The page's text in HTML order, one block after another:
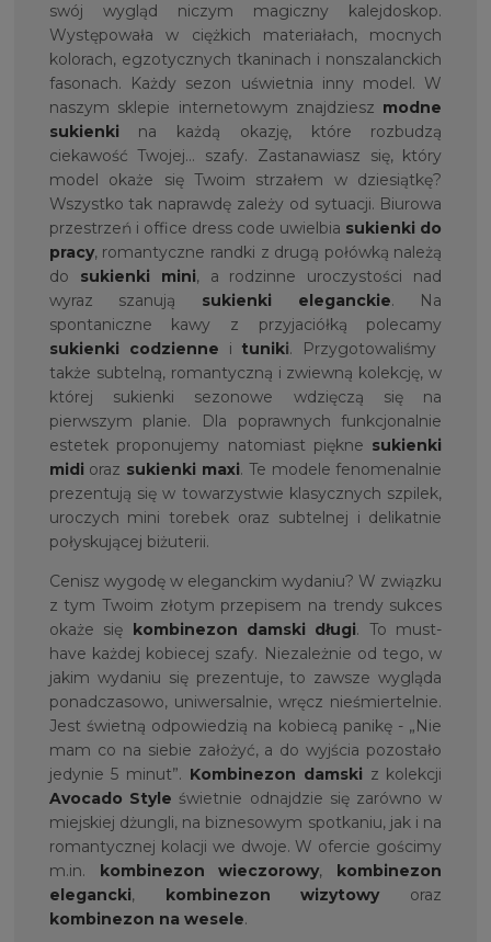
swój wygląd niczym magiczny kalejdoskop.
Występowała w ciężkich materiałach, mocnych
kolorach, egzotycznych tkaninach i nonszalanckich
fasonach. Każdy sezon uświetnia inny model. W
naszym sklepie internetowym znajdziesz modne
sukienki na każdą okazję, które rozbudzą
ciekawość Twojej… szafy. Zastanawiasz się, który
model okaże się Twoim strzałem w dziesiątkę?
Wszystko tak naprawdę zależy od sytuacji. Biurowa
przestrzeń i office dress code uwielbia sukienki do
pracy, romantyczne randki z drugą połówką należą
do sukienki mini, a rodzinne uroczystości nad
wyraz szanują sukienki eleganckie. Na
spontaniczne kawy z przyjaciółką polecamy
sukienki codzienne i tuniki. Przygotowaliśmy
także subtelną, romantyczną i zwiewną kolekcję, w
której sukienki sezonowe wdzięczą się na
pierwszym planie. Dla poprawnych funkcjonalnie
estetek proponujemy natomiast piękne sukienki
midi oraz sukienki maxi. Te modele fenomenalnie
prezentują się w towarzystwie klasycznych szpilek,
uroczych mini torebek oraz subtelnej i delikatnie
połyskującej biżuterii.
Cenisz wygodę w eleganckim wydaniu? W związku
z tym Twoim złotym przepisem na trendy sukces
okaże się
kombinezon damski długi. To must-
have każdej kobiecej szafy. Niezależnie od tego, w
jakim wydaniu się prezentuje, to zawsze wygląda
ponadczasowo, uniwersalnie, wręcz nieśmiertelnie.
Jest świetną odpowiedzią na kobiecą panikę - „Nie
mam co na siebie założyć, a do wyjścia pozostało
jedynie 5 minut”. Kombinezon damski z kolekcji
Avocado Style świetnie odnajdzie się zarówno w
miejskiej dżungli, na biznesowym spotkaniu, jak i na
romantycznej kolacji we dwoje. W ofercie gościmy
m.in.
kombinezon wieczorowy,
kombinezon
elegancki, kombinezon wizytowyoraz
kombinezon na wesele.